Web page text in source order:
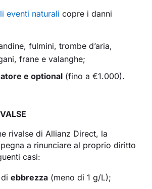
eventi naturali copre i danni
fulmini, trombe d’aria,
frane e valanghe;
e optional (fino a €1.000).
rivalse di Allianz Direct, la
a rinunciare al proprio diritto
casi:
ebbrezza (meno di 1 g/L);